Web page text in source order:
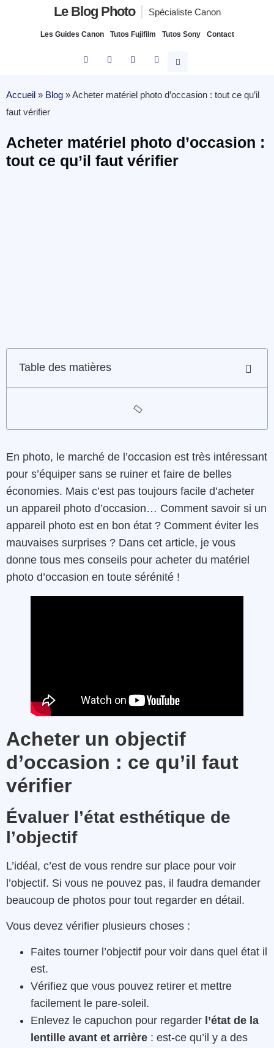
Le Blog Photo Spécialiste Canon
Les Guides Canon Tutos Fujifilm Tutos Sony Contact
Accueil » Blog »Acheter matériel photo d’occasion : tout ce qu’il
faut vérifier
Acheter matériel photo d’occasion :
tout ce qu’il faut vérifier
Table des matières
En photo, le marché de l’occasion est très intéressant
pour s’équiper sans se ruiner et faire de belles
économies. Mais c’est pas toujours facile d’acheter
un appareil photo d’occasion… Comment savoir si un
appareil photo est en bon état ? Comment éviter les
mauvaises surprises ? Dans cet article, je vous
donne tous mes conseils pour acheter du matériel
photo d’occasion en toute sérénité !
Acheter un objectif
d’occasion : ce qu’il faut
vérifier
Évaluer l’état esthétique de
l’objectif
L’idéal, c’est de vous rendre sur place pour voir
l’objectif. Si vous ne pouvez pas, il faudra demander
beaucoup de photos pour tout regarder en détail.
Vous devez vérifier plusieurs choses :
Faites tourner l’objectif pour voir dans quel état il
est.
Vérifiez que vous pouvez retirer et mettre
facilement le pare-soleil.
Enlevez le capuchon pour regarder l’état de la
lentille avant et arrière : est-ce qu’il y a des